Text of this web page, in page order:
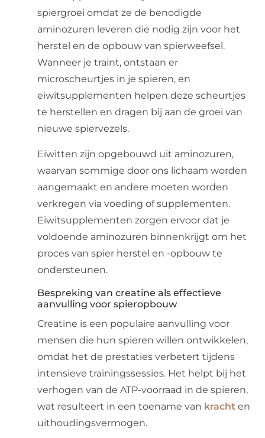
spiergroei omdat ze de benodigde
aminozuren leveren die nodig zijn voor het
herstel en de opbouw van spierweefsel.
Wanneer je traint, ontstaan er
microscheurtjes in je spieren, en
eiwitsupplementen helpen deze scheurtjes
te herstellen en dragen bij aan de groei van
nieuwe spiervezels.
Eiwitten zijn opgebouwd uit aminozuren,
waarvan sommige door ons lichaam worden
aangemaakt en andere moeten worden
verkregen via voeding of supplementen.
Eiwitsupplementen zorgen ervoor dat je
voldoende aminozuren binnenkrijgt om het
proces van spier herstel en -opbouw te
ondersteunen.
Bespreking van creatine als effectieve
aanvulling voor spieropbouw
Creatine is een populaire aanvulling voor
mensen die hun spieren willen ontwikkelen,
omdat het de prestaties verbetert tijdens
intensieve trainingssessies. Het helpt bij het
verhogen van de ATP-voorraad in de spieren,
wat resulteert in een toename van kracht en
uithoudingsvermogen.